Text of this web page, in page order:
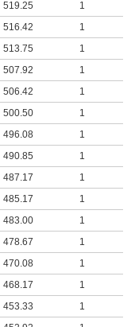
519.25
1
516.42
1
513.75
1
507.92
1
506.42
1
500.50
1
496.08
1
490.85
1
487.17
1
485.17
1
483.00
1
478.67
1
470.08
1
468.17
1
453.33
1